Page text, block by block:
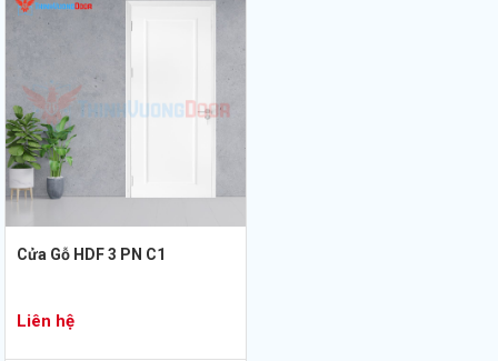
Cửa Gỗ HDF 3 PN C1
Liên hệ